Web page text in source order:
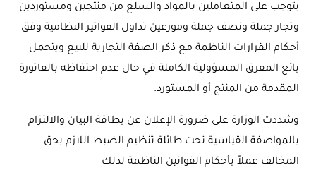
يتوجب على المتعاملين بالمواد والسلع من منتجين ومستوردين
وتجار جملة ونصف جملة وموزعين تداول الفواتير النظامية وفق
أحكام القرارات الناظمة مع ذكر الصفة التجارية للبيع ويتحمل
بائع المفرق المسؤولية الكاملة في حال عدم احتفاظه بالفاتورة
المقدمة من المنتج أو المستورد.
وشددت الوزارة على ضرورة الإعلان عن بطاقة البيان والالتزام
بالمواصفة القياسية تحت طائلة تنظيم الضبط اللازم بحق
المخالف عملاً بأحكام القوانين الناظمة لذلك